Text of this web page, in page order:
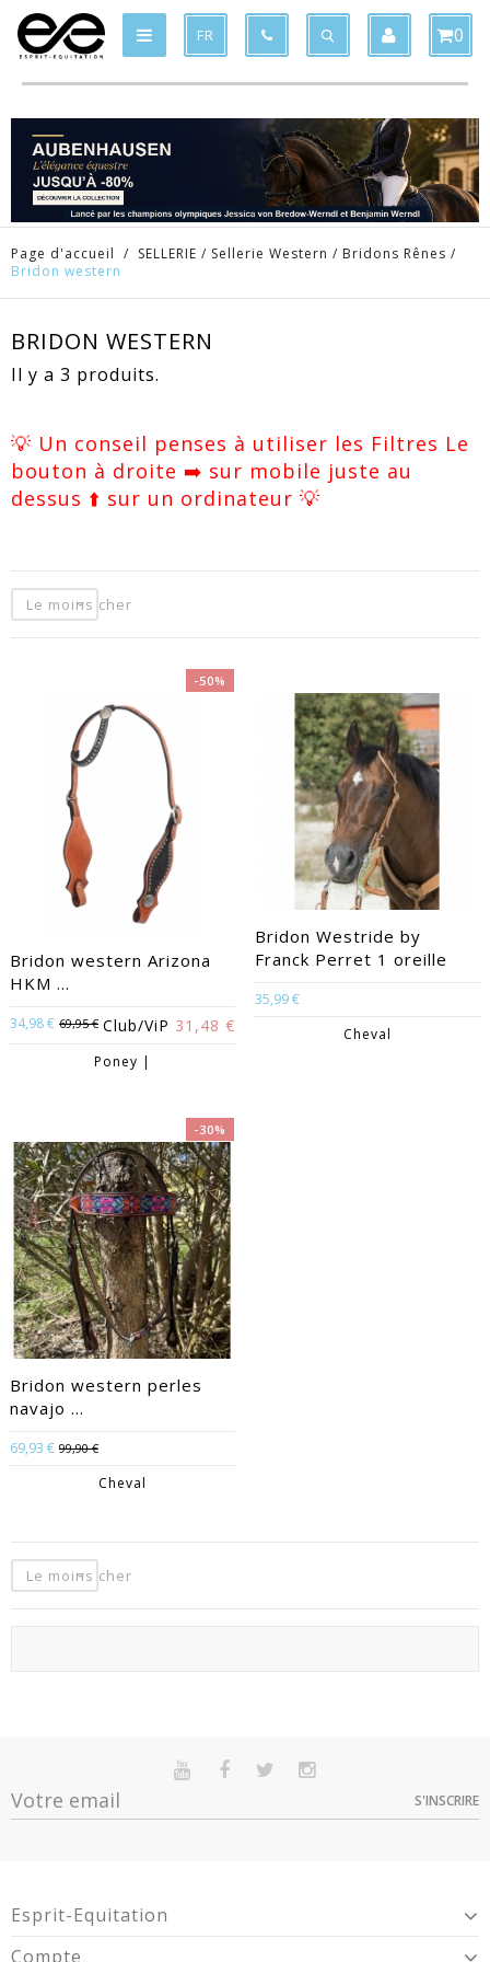
FR 0
Page d'accueil / SELLERIE / Sellerie Western / Bridons Rênes /
Bridon western
BRIDON WESTERN
Il y a 3 produits.
💡 Un conseil penses à utiliser les Filtres Le
bouton à droite ➡️ sur mobile juste au
dessus ⬆️ sur un ordinateur 💡
Le moins cher
-50%
Bridon western Arizona
HKM ...
34,98 € 69,95 € Club/ViP 31,48 €
Poney |
Bridon Westride by
Franck Perret 1 oreille
35,99 €
Cheval
-30%
Bridon western perles
navajo ...
69,93 € 99,90 €
Cheval
Le moins cher
S'INSCRIRE
Esprit-Equitation
Compte
Produit ajouté au panier x
Produit supprimé du panier x